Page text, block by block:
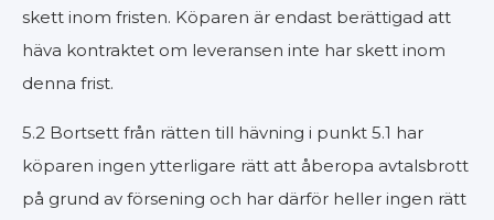
skett inom fristen. Köparen är endast berättigad att
häva kontraktet om leveransen inte har skett inom
denna frist.
5.2 Bortsett från rätten till hävning i punkt 5.1 har
köparen ingen ytterligare rätt att åberopa avtalsbrott
på grund av försening och har därför heller ingen rätt